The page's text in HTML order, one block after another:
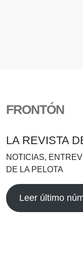
FRONTÓN
LA REVISTA
NOTICIAS,
DE LA PELOTA
Leer último